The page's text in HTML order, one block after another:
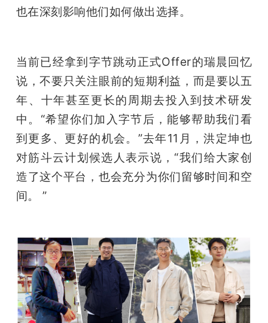
也在深刻影响他们如何做出选择。
当前已经拿到字节跳动正式Offer的瑞晨回忆
说，不要只关注眼前的短期利益，而是要以五
年、十年甚至更长的周期去投入到技术研发
中。“希望你们加入字节后，能够帮助我们看
到更多、更好的机会。”去年11月，洪定坤也
对筋斗云计划候选人表示说，“我们给大家创
造了这个平台，也会充分为你们留够时间和空
间。 ”